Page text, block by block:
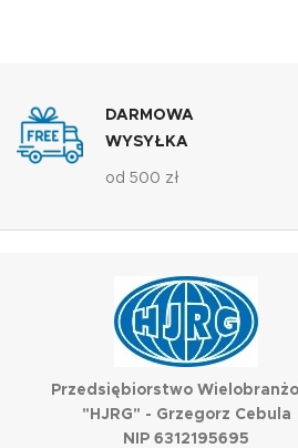
DARMOWA
WYSYŁKA
od 500 zł
Przedsiębiorstwo
"HJRG" - Grzegorz Cebula
NIP 6312195695